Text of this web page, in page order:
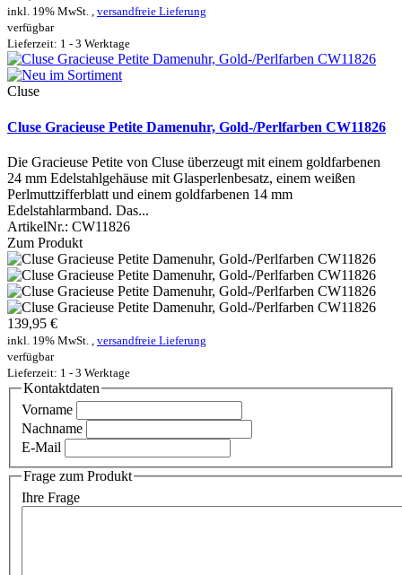
inkl. 19% MwSt. , versandfreie Lieferung
verfügbar
Lieferzeit: 1 - 3 Werktage
Cluse
Cluse Gracieuse Petite Damenuhr, Gold-/Perlfarben CW11826
Die Gracieuse Petite von Cluse überzeugt mit einem goldfarbenen
24 mm Edelstahlgehäuse mit Glasperlenbesatz, einem weißen
Perlmuttzifferblatt und einem goldfarbenen 14 mm
Edelstahlarmband. Das...
ArtikelNr.: CW11826
Zum Produkt
139,95 €
inkl. 19% MwSt. , versandfreie Lieferung
verfügbar
Lieferzeit: 1 - 3 Werktage
Kontaktdaten
Vorname
Nachname
E-Mail
Frage zum Produkt
Ihre Frage